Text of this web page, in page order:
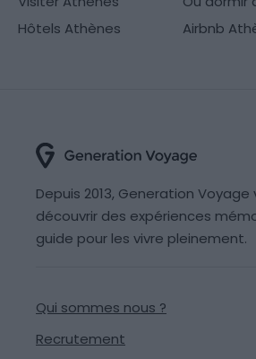
Hôtels Athènes
Airbnb
Depuis 2013, Generation
découvrir des expériences
guide pour les vivre pleinement.
Qui sommes nous ?
Recrutement